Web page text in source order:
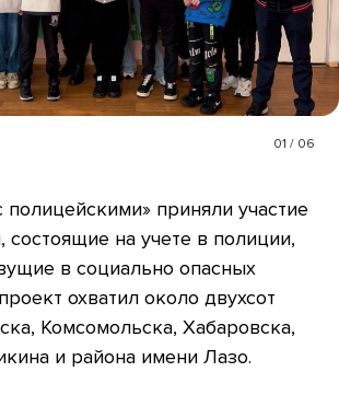
01 / 06
полицейскими» приняли участие
состоящие на учете в полиции,
в социально опасных
охватил около двухсот
Комсомольска, Хабаровска,
и района имени Лазо.